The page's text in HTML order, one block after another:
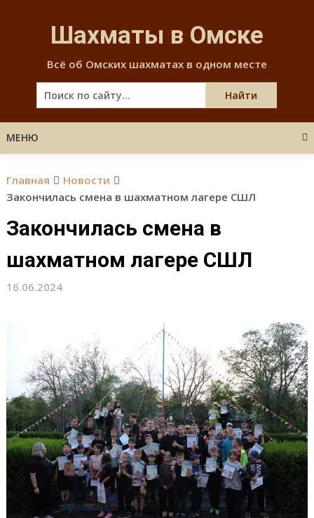
content
Шахматы в Омске
Всё об Омских шахматах в одном месте
МЕНЮ
Главная
Новости
Закончилась смена в шахматном лагере СШЛ
Закончилась смена в
шахматном лагере СШЛ
16.06.2024